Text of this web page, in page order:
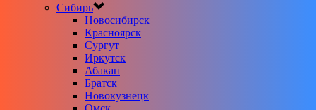
Сибирь
Новосибирск
Красноярск
Сургут
Иркутск
Абакан
Братск
Новокузнецк